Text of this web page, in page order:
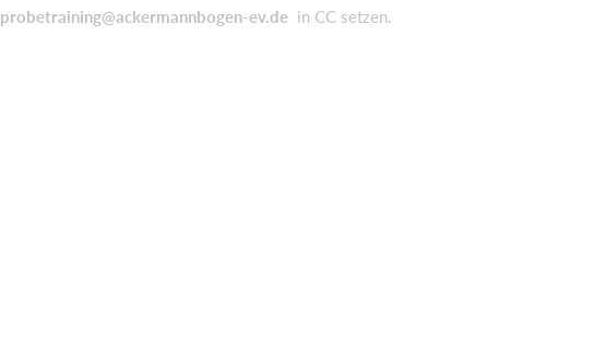
probetraining@ackermannbogen-ev.de in CC setzen.